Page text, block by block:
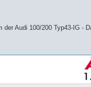
der Audi 100/200 Typ43-IG -